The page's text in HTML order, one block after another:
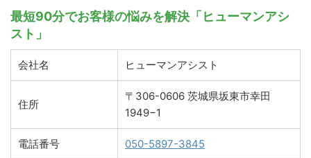
最短90分でお客様の悩みを解決「ヒューマンアシ
スト」
会社名 ヒューマンアシスト
住所
〒306-0606 茨城県坂東市幸田
1949−1
電話番号 050-5897-3845